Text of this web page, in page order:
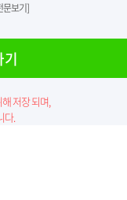
문보기]
저장 되며,
다.